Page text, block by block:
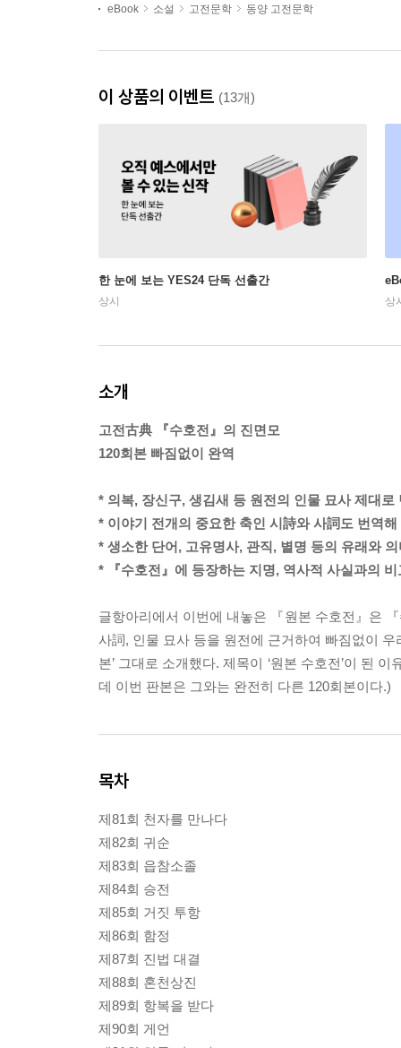
eBook 소설 고전문학 동양 고전문학
이 상품의 이벤트 (13개)
한 눈에 보는 YES24 단독 선출간
상시 상
소개
고전古典 『수호전』의 진면모
120회본 빠짐없이 완역
* 의복, 장신구, 생김새 등 원전의 인물 묘사 제대로
* 이야기 전개의 중요한 축인 시詩와 사詞도 번역
* 생소한 단어, 고유명사, 관직, 별명 등의 유래와
* 『수호전』에 등장하는 지명, 역사적 사실과의
글항아리에서 이번에 내놓은 『원본 수호전』은
사詞, 인물 묘사 등을 원전에 근거하여 빠짐없이
본’ 그대로 소개했다. 제목이 ‘원본 수호전’이 된
데 이번 판본은 그와는 완전히 다른 120회본이다.)
목차
제81회 천자를 만나다
제82회 귀순
제83회 읍참소졸
제84회 승전
제85회 거짓 투항
제86회 함정
제87회 진법 대결
제88회 혼천상진
제89회 항복을 받다
제90회 게언